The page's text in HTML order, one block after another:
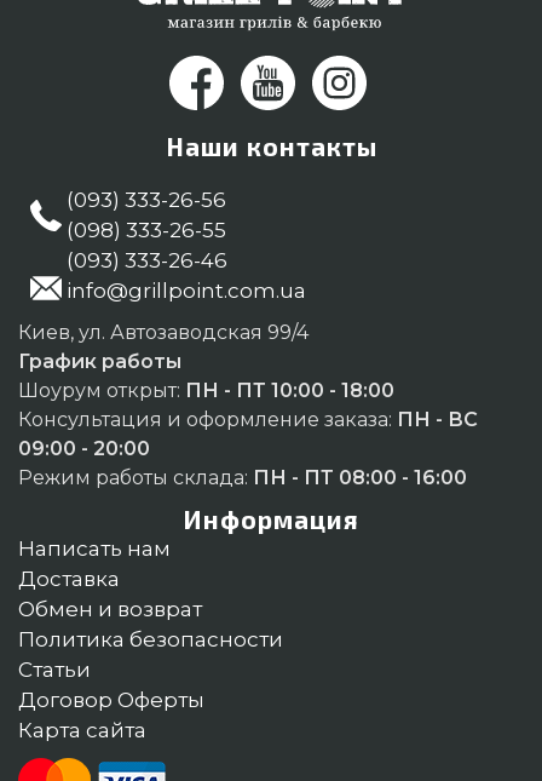
Наши контакты
(093) 333-26-56
(098) 333-26-55
(093) 333-26-46
info@grillpoint.com.ua
Киев, ул. Автозаводская 99/4
График работы
Шоурум открыт: ПН - ПТ 10:00 - 18:00
Консультация и оформление заказа: ПН - ВС
09:00 - 20:00
Режим работы склада: ПН - ПТ 08:00 - 16:00
Информация
Написать нам
Доставка
Обмен и возврат
Политика безопасности
Статьи
Договор Оферты
Карта сайта